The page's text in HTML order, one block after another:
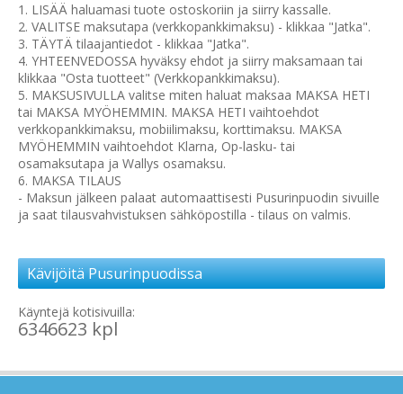
1. LISÄÄ haluamasi tuote ostoskoriin ja siirry kassalle.
2. VALITSE maksutapa (verkkopankkimaksu) - klikkaa "Jatka".
3. TÄYTÄ tilaajantiedot - klikkaa "Jatka".
4. YHTEENVEDOSSA hyväksy ehdot ja siirry maksamaan tai
klikkaa "Osta tuotteet" (Verkkopankkimaksu).
5. MAKSUSIVULLA valitse miten haluat maksaa MAKSA HETI
tai MAKSA MYÖHEMMIN. MAKSA HETI vaihtoehdot
verkkopankkimaksu, mobiilimaksu, korttimaksu. MAKSA
MYÖHEMMIN vaihtoehdot Klarna, Op-lasku- tai
osamaksutapa ja Wallys osamaksu.
6. MAKSA TILAUS
- Maksun jälkeen palaat automaattisesti Pusurinpuodin sivuille
ja saat tilausvahvistuksen sähköpostilla - tilaus on valmis.
Kävijöitä Pusurinpuodissa
Käyntejä kotisivuilla:
6346623 kpl